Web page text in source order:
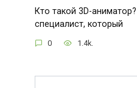
Кто такой 3D-
специалист, который
0 1.4k.